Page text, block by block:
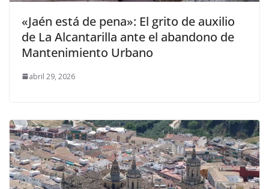
«Jaén está de pena»: El grito de auxilio
de La Alcantarilla ante el abandono de
Mantenimiento Urbano
abril 29, 2026